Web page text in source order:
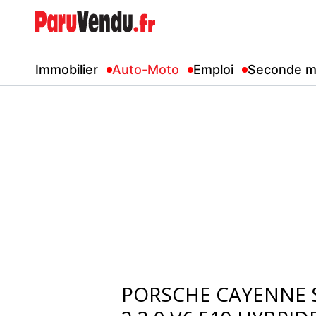
Immobilier Auto-Moto Emploi Seconde
PORSCHE